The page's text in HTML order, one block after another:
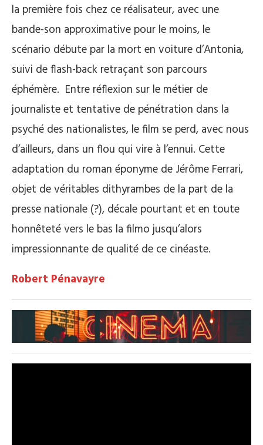
la première fois chez ce réalisateur, avec une
bande-son approximative pour le moins, le
scénario débute par la mort en voiture d’Antonia,
suivi de flash-back retraçant son parcours
éphémère. Entre réflexion sur le métier de
journaliste et tentative de pénétration dans la
psyché des nationalistes, le film se perd, avec nous
d’ailleurs, dans un flou qui vire à l’ennui. Cette
adaptation du roman éponyme de Jérôme Ferrari,
objet de véritables dithyrambes de la part de la
presse nationale (?), décale pourtant et en toute
honnêteté vers le bas la filmo jusqu’alors
impressionnante de qualité de ce cinéaste.
Robert Pénavayre